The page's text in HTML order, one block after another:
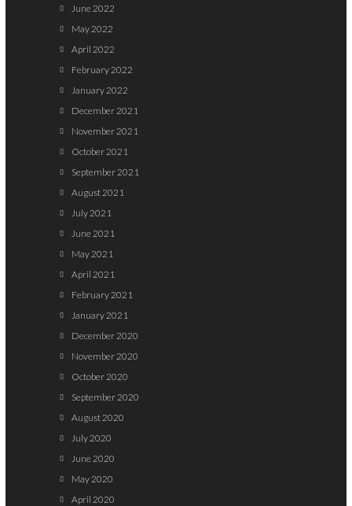
June 2022
May 2022
April 2022
February 2022
January 2022
December 2021
November 2021
October 2021
September 2021
August 2021
July 2021
June 2021
May 2021
April 2021
February 2021
January 2021
December 2020
November 2020
October 2020
September 2020
August 2020
July 2020
June 2020
May 2020
April 2020